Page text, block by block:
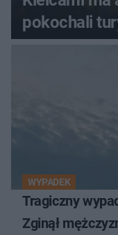
pokochali
WYPADEK
Tragiczny
Zginął